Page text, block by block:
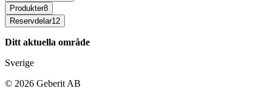
Produkter8
Reservdelar12
Ditt aktuella område
Sverige
© 2026 Geberit AB